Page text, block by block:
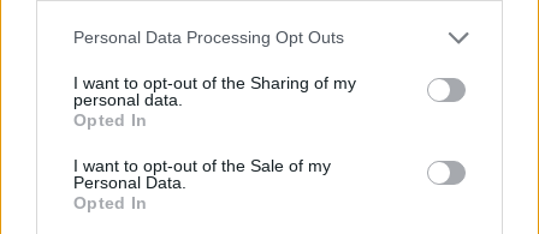
Personal Data Processing Opt Outs
I want to opt-out of the Sharing of my
personal data.
Opted In
I want to opt-out of the Sale of my
Personal Data.
Opted In